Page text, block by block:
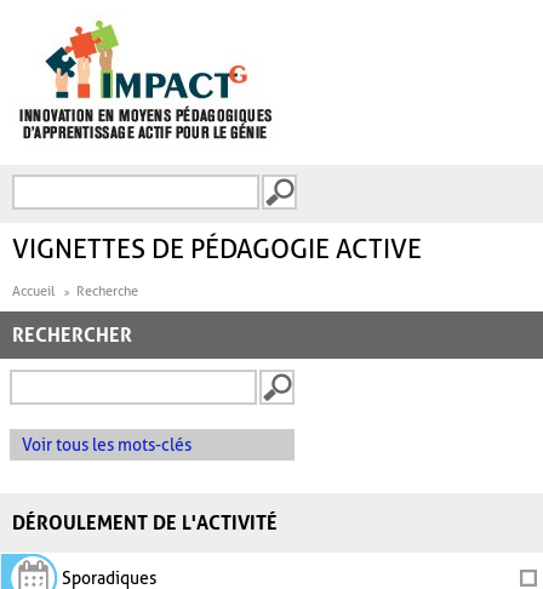
FORMULAIRE DE
VIGNETTES DE PÉDAGOGIE ACTIVE
Accueil Recherche
RECHERCHER
Voir tous les mots-clés
DÉROULEMENT DE L'ACTIVITÉ
Sporadiques